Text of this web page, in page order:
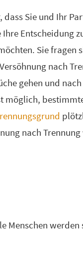
Sie und Ihr
Entscheidung
Sie fragen
nach
gehen und
möglich,
nach
Menschen